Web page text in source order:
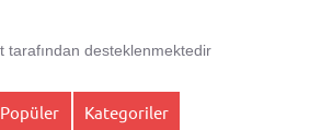
Popüler Kategoriler